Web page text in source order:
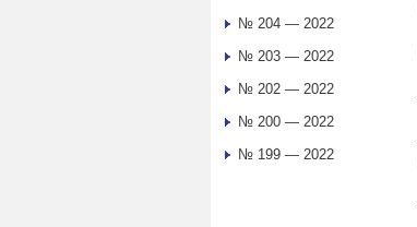
№ 204 — 2022
№ 203 — 2022
№ 202 — 2022
№ 200 — 2022
№ 199 — 2022